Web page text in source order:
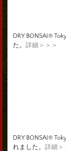
DRY BONSAI®
た。 詳細＞＞＞
DRY BONSAI®
れました。 詳細＞